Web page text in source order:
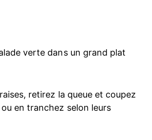
verte dans un grand plat
retirez la queue et coupez
en tranchez selon leurs